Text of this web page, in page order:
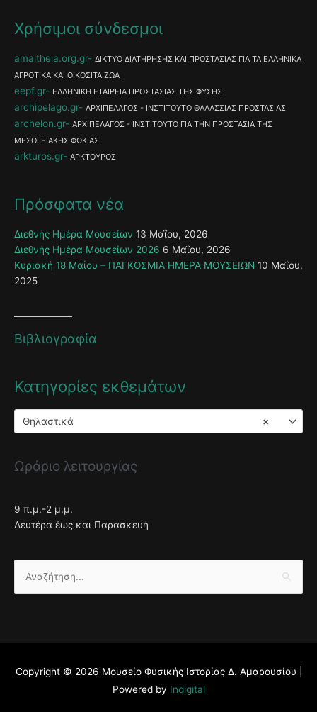
Χρήσιμοι σύνδεσμοι
amaltheia.org.gr
ΔΙΚΤΥΟ ΔΙΑΤΗΡΗΣΗΣ ΚΑΙ ΠΡΟΣΤΑΣΙΑΣ ΓΙΑ ΤΑ ΕΛΛΗΝΙΚΑ
ΑΓΡΟΤΙΚΑ ΚΑΙ ΟΙΚΟΣΙΤΑ ΖΩΑ
eepf.gr ΕΛΛΗΝΙΚΗ ΕΤΑΙΡΕΙΑ ΠΡΟΣΤΑΣΙΑΣ ΤΗΣ ΦΥΣΗΣ
archipelago.gr ΑΡΧΙΠΕΛΑΓΟΣ - ΙΝΣΤΙΤΟΥΤΟ ΘΑΛΑΣΣΙΑΣ ΠΡΟΣΤΑΣΙΑΣ
archelon.gr
ΑΡΧΙΠΕΛΑΓΟΣ - ΙΝΣΤΙΤΟΥΤΟ ΓΙΑ ΤΗΝ ΠΡΟΣΤΑΣΙΑ ΤΗΣ
ΜΕΣΟΓΕΙΑΚΗΣ ΦΩΚΙΑΣ
arkturos.gr ΑΡΚΤΟΥΡΟΣ
Πρόσφατα νέα
Διεθνής Ημέρα Μουσείων 13 Μαΐου, 2026
Διεθνής Ημέρα Μουσείων 2026 6 Μαΐου, 2026
Κυριακή 18 Μαΐου – ΠΑΓΚΟΣΜΙΑ ΗΜΕΡΑ ΜΟΥΣΕΙΩΝ 10 Μαΐου,
2025
Βιβλιογραφία
Κατηγορίες εκθεμάτων
×
Θηλαστικά
Ωράριο λειτουργίας
9 π.μ.-2 μ.μ.
Δευτέρα έως και Παρασκευή
Αναζήτηση
για:
Copyright © 2026 Μουσείο Φυσικής Ιστορίας Δ. Αμαρουσίου
Powered by Indigital